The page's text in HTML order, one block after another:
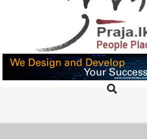
PRAJA.LK
Search